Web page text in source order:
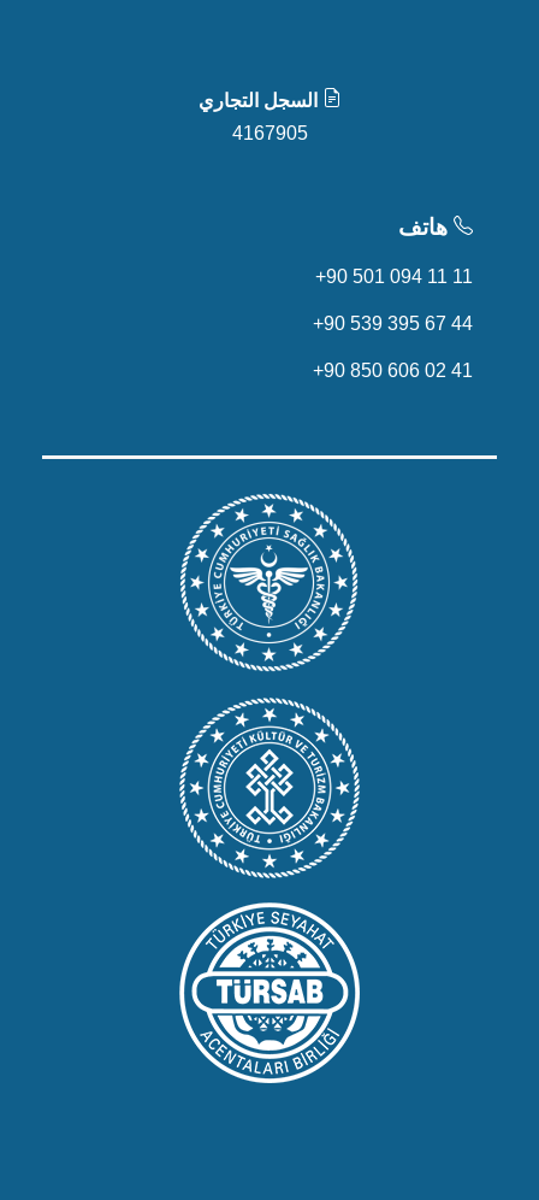
السجل التجاري
4167905
هاتف
+90 501 094 11 11
+90 539 395 67 44
+90 850 606 02 41